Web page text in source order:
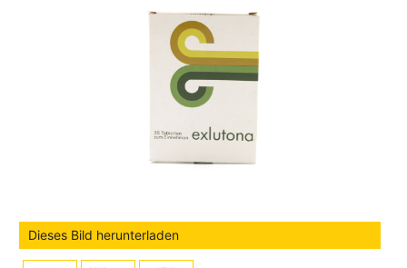
Dieses Bild herunterladen